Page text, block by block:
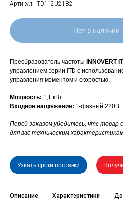
Артикул: ITD112U21B2
Нет в наличии
Преобразователь частоты INNOVERT
управлением серии ITD с
управления моментом и скоростью.
Мощность: 1,1 кВт
Входное напряжение: 1-фазный 220В
Перед заказом убедитесь, что
для вас техническим
Узнать сроки поставки
Описание Характеристики